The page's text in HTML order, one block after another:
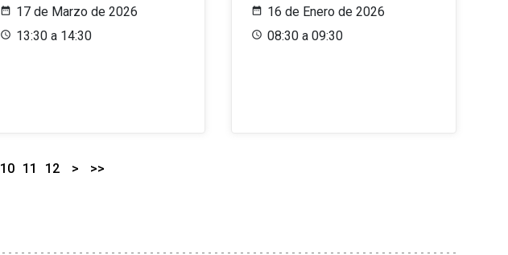
17 de Marzo de 2026
13:30 a 14:30
16 de Enero de 2026
08:30 a 09:30
10 11 12 > >>